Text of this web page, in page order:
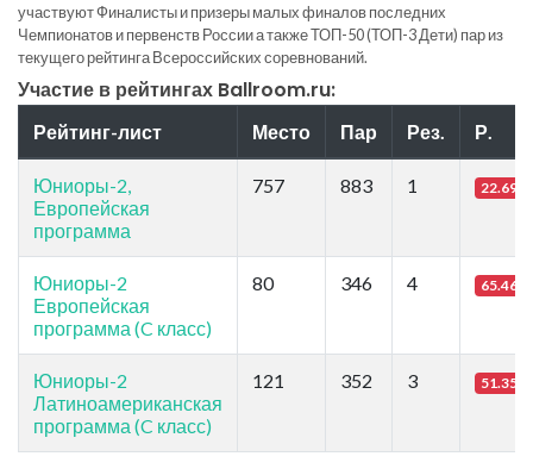
участвуют Финалисты и призеры малых финалов последних
Чемпионатов и первенств России а также ТОП-50 (ТОП-3 Дети) пар из
текущего рейтинга Всероссийских соревнований.
Участие в рейтингах Ballroom.ru:
Рейтинг-лист Место Пар Рез. Р.
Юниоры-2,
Европейская
программа
757 883 1 22.69
Юниоры-2
Европейская
программа (C класс)
80 346 4 65.46
Юниоры-2
Латиноамериканская
программа (C класс)
121 352 3 51.35